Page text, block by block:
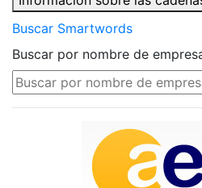
Buscar Smartwords
Buscar por nombre de